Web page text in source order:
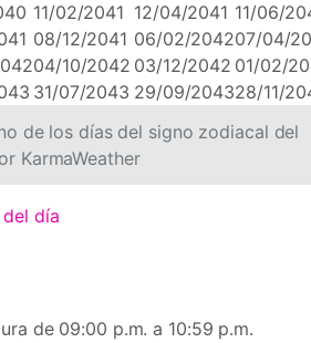
de los días del signo zodiacal del
KarmaWeather
11/02/2041 12/04/2041 11/06/
08/12/2041 06/02/204207/04/
04/10/2042 03/12/2042 01/02/
31/07/2043 29/09/204328/11/
día
de 09:00 p.m. a 10:59 p.m.